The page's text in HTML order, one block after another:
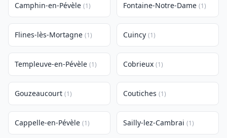
Camphin-en-Pévèle (1) Fontaine-Notre-Dame (1)
Flines-lès-Mortagne (1) Cuincy (1)
Templeuve-en-Pévèle (1) Cobrieux (1)
Gouzeaucourt (1) Coutiches (1)
Cappelle-en-Pévèle (1) Sailly-lez-Cambrai (1)